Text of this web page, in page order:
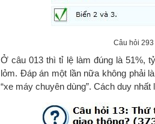
Câu hỏi
Ở câu 013 thì tỉ lệ làm đúng là 51%,
lỏm. Đáp án một lần nữa không phải
“xe máy chuyên dùng”. Cách duy